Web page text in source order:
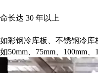
长达 30 年以上
彩钢冷库板、不锈钢冷库
、75mm、100mm、